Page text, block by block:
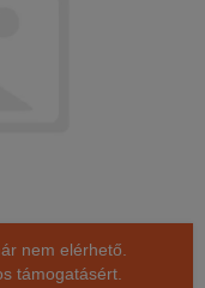
nem elérhető.
támogatásért.